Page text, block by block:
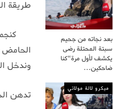
طريقة
الحامض
وندخل
تدهن
بعد نجاته من جحيم
سبتة المحتلة رضى
يكشف لأول مرة“كنا
ضاحكين…
ميكرو لالة مولاتي